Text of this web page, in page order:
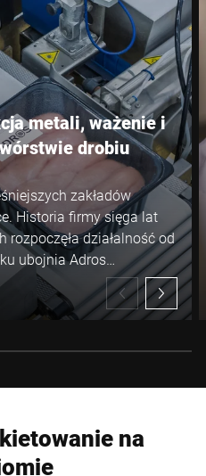
metali, ważenie i
drobiu
zakładów
Historia firmy sięga lat
rozpoczęła działalność od
ubojnia Adros
w nowoczesny sprzęt
producentem
na